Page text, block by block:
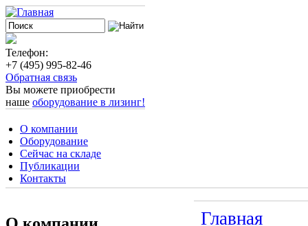
Телефон:
+7 (495) 995-82-46
Обратная связь
Вы можете приобрести
наше оборудование в лизинг!
О компании
Оборудование
Сейчас на складе
Публикации
Контакты
Главная